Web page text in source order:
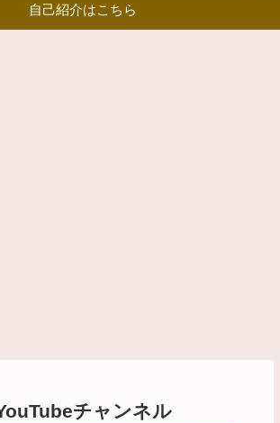
自己紹介はこちら
チャンネル